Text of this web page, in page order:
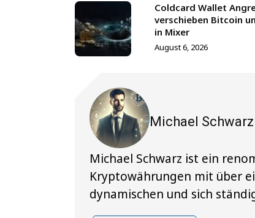
Coldcard Wallet
verschieben Bitcoin
in Mixer
August 6, 2026
Michael Schwarz
Michael Schwarz ist ein
Kryptowährungen mit über
dynamischen und sich